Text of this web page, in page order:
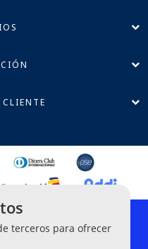
terceros para ofrecer